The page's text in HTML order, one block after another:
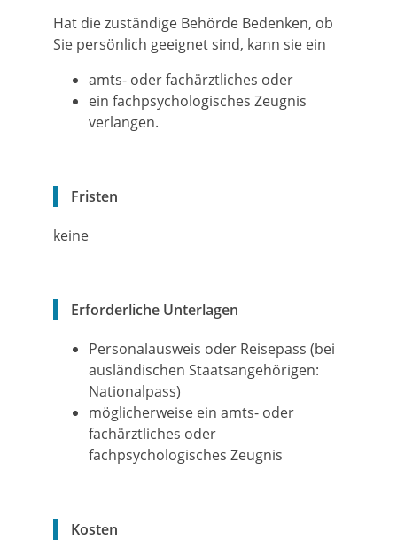
Hat die zuständige Behörde Bedenken, ob
Sie persönlich geeignet sind, kann sie ein
amts- oder fachärztliches oder
ein fachpsychologisches Zeugnis
verlangen.
Fristen
keine
Erforderliche Unterlagen
Personalausweis oder Reisepass (bei
ausländischen Staatsangehörigen:
Nationalpass)
möglicherweise ein amts- oder
fachärztliches oder
fachpsychologisches Zeugnis
Kosten